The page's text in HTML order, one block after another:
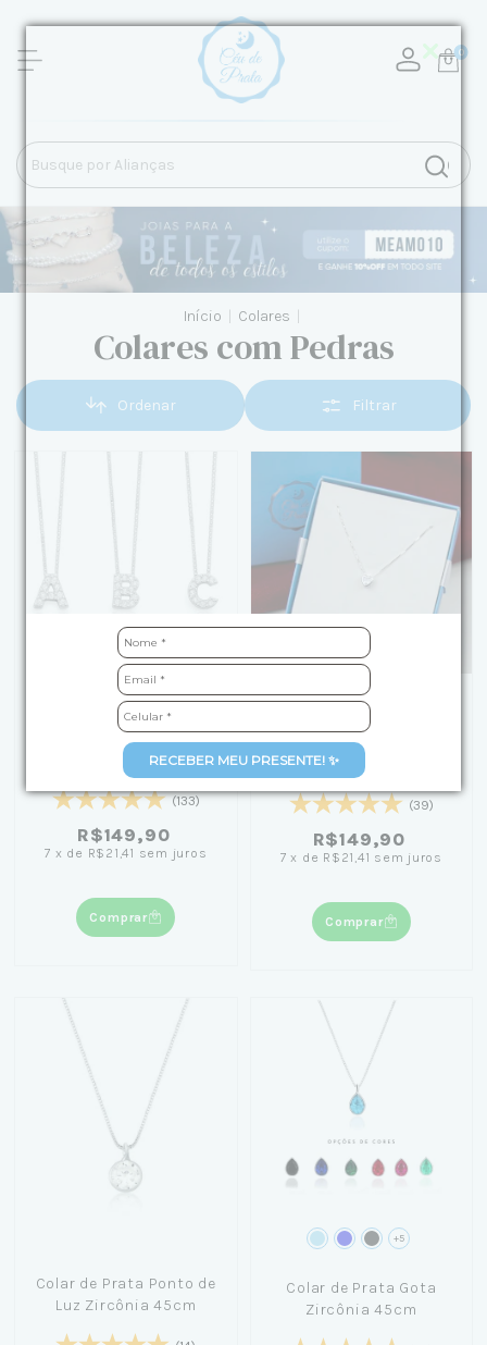
RECEBER MEU PRESENTE! ✨
0
Início Colares
Colares com Pedras
Ordenar Filtrar
Colar de Prata Letra
Inicial Cravejadas com
Zircônias 45cm
(133)
R$149,90
7 x de R$21,41 sem juros
Comprar
+3
[Caixa Laço Azul] Colar
de Prata Coração Ponto
(39)
R$149,90
7 x de R$21,41 sem juros
Comprar
Colar de Prata Ponto de
Luz Zircônia 45cm
+5
Colar de Prata Gota
Zircônia 45cm